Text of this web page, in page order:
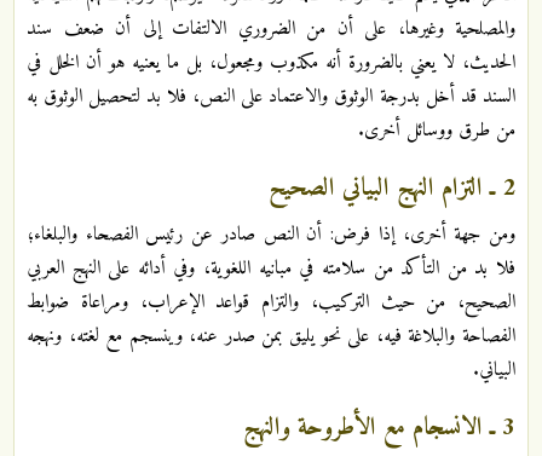
والمصلحية وغيرها، على أن من الضروري الالتفات إلى أن ضعف سند
الحديث، لا يعني بالضرورة أنه مكذوب ومجعول، بل ما يعنيه هو أن الخلل في
السند قد أخل بدرجة الوثوق والاعتماد على النص، فلا بد لتحصيل الوثوق به
من طرق ووسائل أخرى.
2 ـ التزام النهج البياني الصحيح
ومن جهة أخرى، إذا فرض: أن النص صادر عن رئيس الفصحاء والبلغاء؛
فلا بد من التأكد من سلامته في مبانيه اللغوية، وفي أدائه على النهج العربي
الصحيح، من حيث التركيب، والتزام قواعد الإعراب، ومراعاة ضوابط
الفصاحة والبلاغة فيه، على نحو يليق بمن صدر عنه، وينسجم مع لغته، ونهجه
البياني.
3 ـ الانسجام مع الأطروحة والنهج